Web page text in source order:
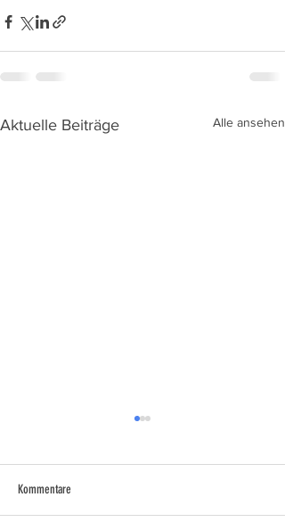
Aktuelle Beiträge Alle ansehen
Kommentare